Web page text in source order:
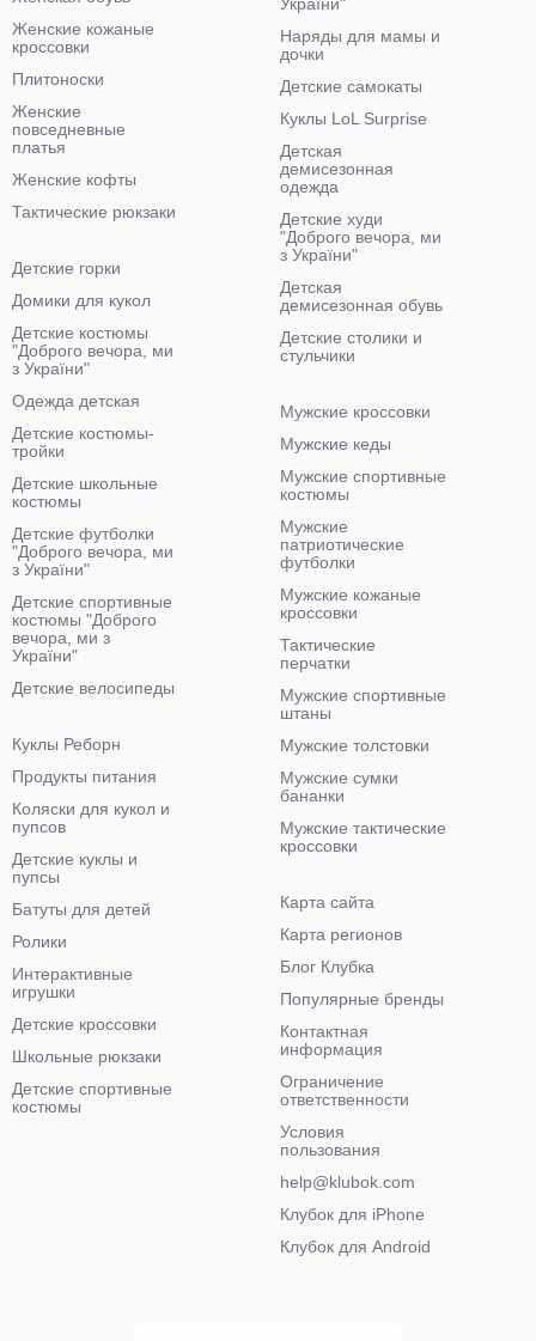
Женские кожаные
кроссовки
Плитоноски
Женские
повседневные
платья
Женские кофты
Тактические рюкзаки
Наряды для мамы и
дочки
Детские самокаты
Куклы LoL Surprise
Детская
демисезонная
одежда
Детские худи
"Доброго вечора, ми
з України"
Детская
демисезонная обувь
Детские столики и
стульчики
Детские горки
Домики для кукол
Детские костюмы
"Доброго вечора, ми
з України"
Одежда детская
Детские костюмы-
тройки
Детские школьные
костюмы
Детские футболки
"Доброго вечора, ми
з України"
Детские спортивные
костюмы "Доброго
вечора, ми з
України"
Детские велосипеды
Мужские кроссовки
Мужские кеды
Мужские спортивные
костюмы
Мужские
патриотические
футболки
Мужские кожаные
кроссовки
Тактические
перчатки
Мужские спортивные
штаны
Мужские толстовки
Мужские сумки
бананки
Мужские тактические
кроссовки
Куклы Реборн
Продукты питания
Коляски для кукол и
пупсов
Детские куклы и
пупсы
Батуты для детей
Ролики
Интерактивные
игрушки
Детские кроссовки
Школьные рюкзаки
Детские спортивные
костюмы
Карта сайта
Карта регионов
Блог Клубка
Популярные бренды
Контактная
информация
Ограничение
ответственности
Условия
пользования
help@klubok.com
Клубок для iPhone
Клубок для Android